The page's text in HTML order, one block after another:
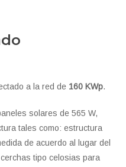
a la red de 160 KWp.
solares de 565 W,
tales como: estructura
de acuerdo al lugar del
tipo celosias para